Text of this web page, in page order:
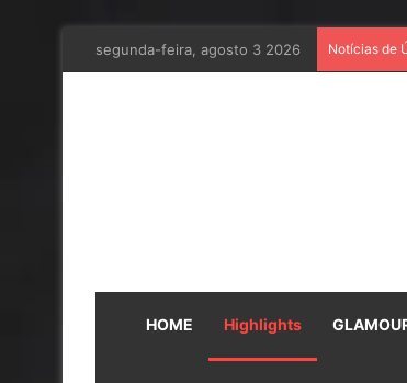
segunda-feira, agosto 3 2026 Notícias de
HOME Highlights